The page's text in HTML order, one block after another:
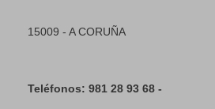
15009 - A CORUÑA
Teléfonos: 981 28 93 68 -